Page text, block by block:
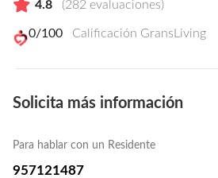
4.8 (282 evaluaciones)
0/100 Calificación GransLiving
Solicita más información
Para hablar con un Residente
957121487